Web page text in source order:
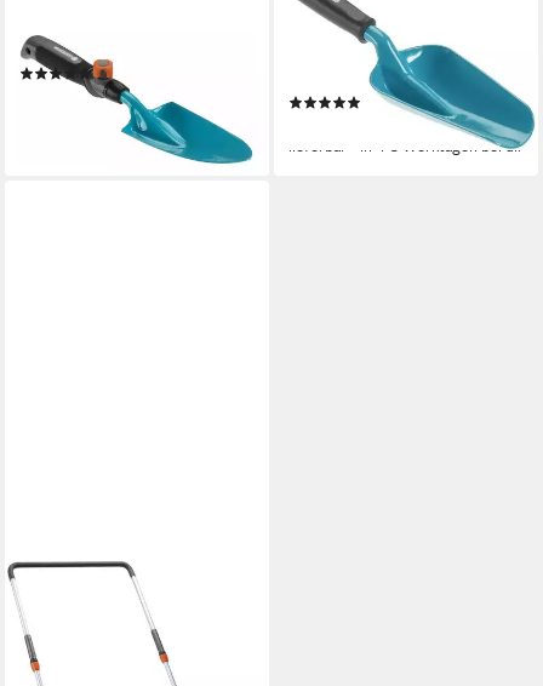
combisystem-Blumenkelle
(1)
ab 11,99 €
lieferbar - in 6-7 Werktagen bei dir
Blumenkelle Gardena
Blumenkelle groß 12 cm
Arbeitsbreite
(2)
lieferbar - in 4-5 Werktagen bei dir
Schneeschieber Gardena
Schneewanne 70 cm
Arbeitsbreite